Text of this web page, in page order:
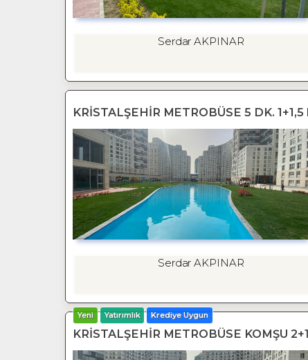
Serdar AKPINAR
KRİSTALŞEHİR METROBÜSE 5 DK.
Serdar AKPINAR
Yeni Yatırımlık Krediye Uygun
KRİSTALŞEHİR METROBÜSE KOMŞU